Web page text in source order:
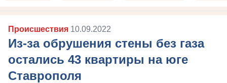
Происшествия 10.09.2022
Из-за обрушения стены без газа
остались 43 квартиры на юге
Ставрополя